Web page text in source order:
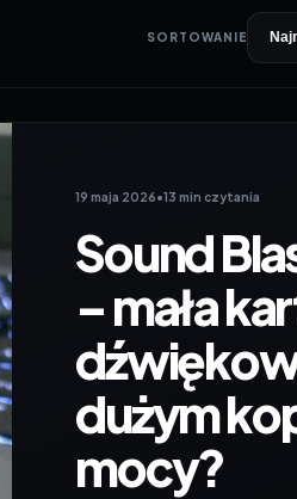
SORTOWANIE
19 maja 2026•13 min czytania
Sound
– mała
dużym
mocy?